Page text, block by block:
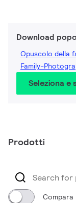
Download
Opuscolo della
Family-
Seleziona e
Prodotti
Compara